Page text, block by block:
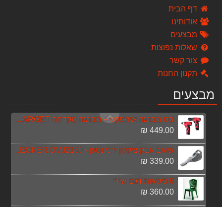
דף הבית
אודותינו
מבצעים
שאלות נפוצות
צור קשר
תקנון החנות
מבצעים
268.00 ₪
מסור עגול "¼7 חשמלי 1250w KENDO
269.00 ₪
איירלס בוכנתי מנוע 1300W 2.2 ליטר לדקה
149.00 ₪
סט מברגה אימפקט + מברגה מקדחה 12V TARGET
449.00 ₪
שואב אבק ציקלון ידני נטען - BLACK & DECKER DVJ215J
339.00 ₪
6 כיסאות דגם שירי
360.00 ₪